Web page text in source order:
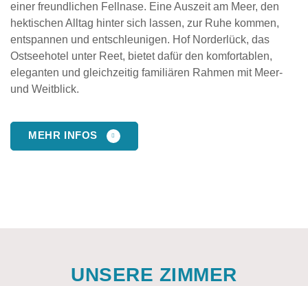
einer freundlichen Fellnase. Eine Auszeit am Meer, den
hektischen Alltag hinter sich lassen, zur Ruhe kommen,
entspannen und entschleunigen. Hof Norderlück, das
Ostseehotel unter Reet, bietet dafür den komfortablen,
eleganten und gleichzeitig familiären Rahmen mit Meer-
und Weitblick.
MEHR INFOS
UNSERE ZIMMER